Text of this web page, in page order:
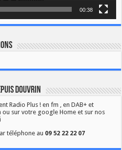
00:38
Douvrin
Radio Plus ! en fm , en DAB+ et
sur votre google Home et sur nos
téléphone au 09 52 22 22 07